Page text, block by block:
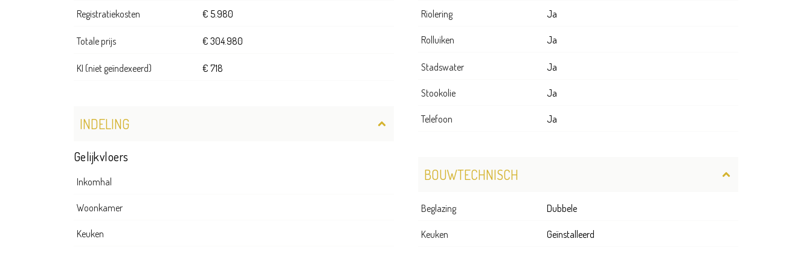
Registratiekosten € 5.980
Totale prijs € 304.980
KI (niet geïndexeerd) € 718
INDELING
Gelijkvloers
Inkomhal
Woonkamer
Keuken
Riolering Ja
Rolluiken Ja
Stadswater Ja
Stookolie Ja
Telefoon Ja
BOUWTECHNISCH
Beglazing Dubbele
Keuken Geïnstalleerd